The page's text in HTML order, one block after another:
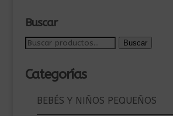
Buscar
Buscar
Buscar
Categorías
BEBÉS Y NIÑOS PEQUEÑOS